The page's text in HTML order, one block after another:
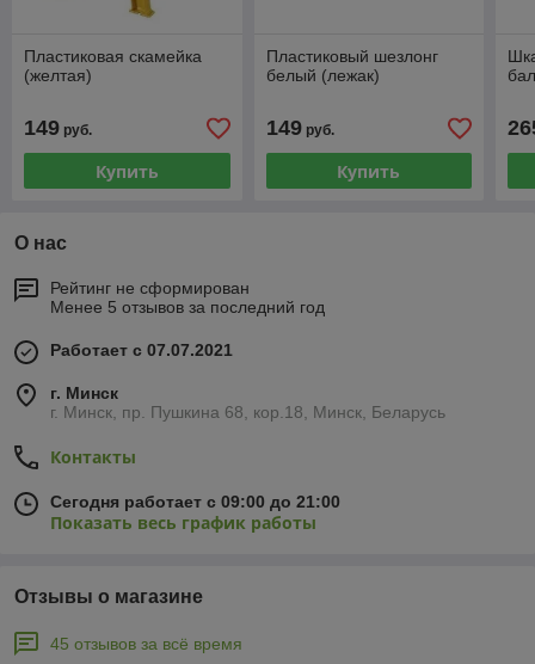
Пластиковая скамейка
(желтая)
149 руб.
Купить
Пластиковый шезлонг
белый (лежак)
149руб.
Купить
О нас
Рейтинг не сформирован
Менее 5 отзывов за последний год
Работает с 07.07.2021
г. Минск
г. Минск, пр. Пушкина 68, кор.18, Минск, Беларусь
Контакты
Сегодня работает с 09:00 до 21:00
Показать весь график работы
Отзывы о магазине
45 отзывов за всё время